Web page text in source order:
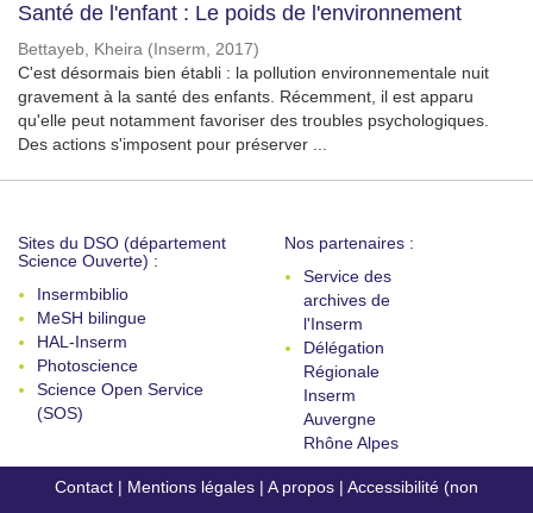
Santé de l'enfant : Le poids de l'environnement
Bettayeb, Kheira ( Inserm, 2017)
C'est désormais bien établi : la pollution environnementale nuit
gravement à la santé des enfants. Récemment, il est apparu
qu'elle peut notamment favoriser des troubles psychologiques.
Des actions s'imposent pour préserver ...
Sites du DSO (département
Science Ouverte) :
Insermbiblio
MeSH bilingue
HAL-Inserm
Photoscience
Science Open Service
(SOS)
Nos partenaires :
Service des
archives de
l'Inserm
Délégation
Régionale
Inserm
Auvergne
Rhône Alpes
Contact | Mentions légales | A propos | Accessibilité (non